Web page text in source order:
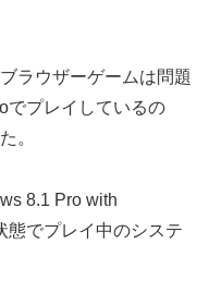
ラウザーゲームは問題
でプレイしているの
。
8.1 Pro with
態でプレイ中のシステ